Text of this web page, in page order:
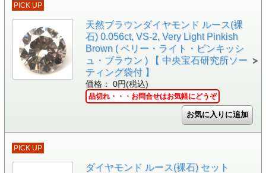
PICK UP
天然ブラウンダイヤモンド ルース(裸
石) 0.056ct, VS-2, Very Light Pinkish
Brown ( ベリー・ライト・ピンキッシ
ュ・ブラウン ) 【 中央宝石研究所ソー
ティング袋付 】
価格： 0円(税込)
品切れ・・・お問合せはお気軽にどうぞ
PICK UP
ダイヤモンド ルース(裸石) セット